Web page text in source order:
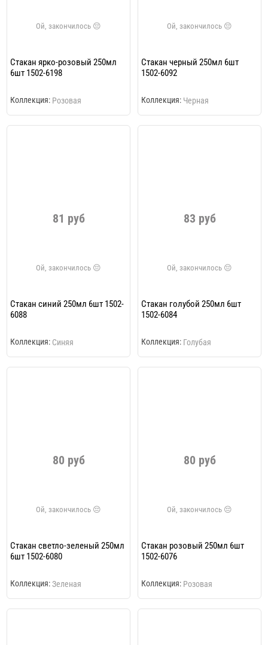
Стакан ярко-розовый 250мл
6шт 1502-6198
Коллекция: Розовая
Стакан черный 250мл 6шт
1502-6092
Коллекция: Черная
81 руб
Стакан синий 250мл 6шт 1502-
6088
Коллекция: Синяя
83 руб
Стакан голубой 250мл 6шт
1502-6084
Коллекция: Голубая
80 руб
Стакан светло-зеленый 250мл
6шт 1502-6080
Коллекция:Зеленая
80 руб
Стакан розовый 250мл 6шт
1502-6076
Коллекция: Розовая